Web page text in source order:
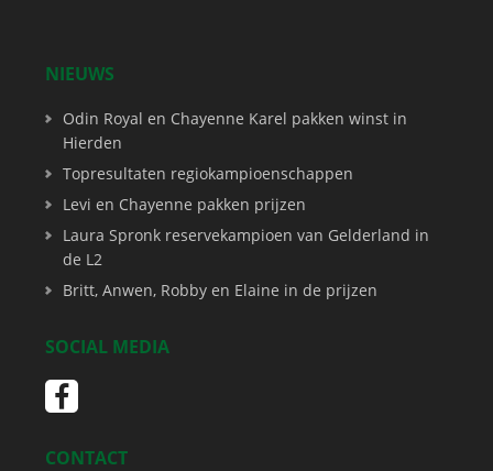
NIEUWS
Odin Royal en Chayenne Karel pakken winst in
Hierden
Topresultaten regiokampioenschappen
Levi en Chayenne pakken prijzen
Laura Spronk reservekampioen van Gelderland in
de L2
Britt, Anwen, Robby en Elaine in de prijzen
SOCIAL MEDIA
CONTACT